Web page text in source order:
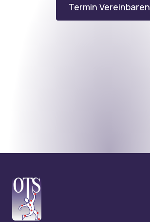
Termin Vereinbaren